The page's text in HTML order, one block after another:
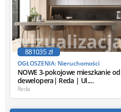
OGŁOSZENIA: Nieruchomości
NOWE 3-pokojowe mieszkanie od
dewelopera| Reda | Ul....
881035 zł
Reda